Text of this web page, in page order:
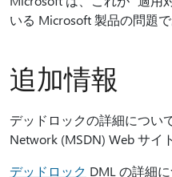
いる Microsoft 製品の問題
追加情報
デッドロックの詳細につい
Network (MSDN) Web サイ
デッドロック DML の詳細